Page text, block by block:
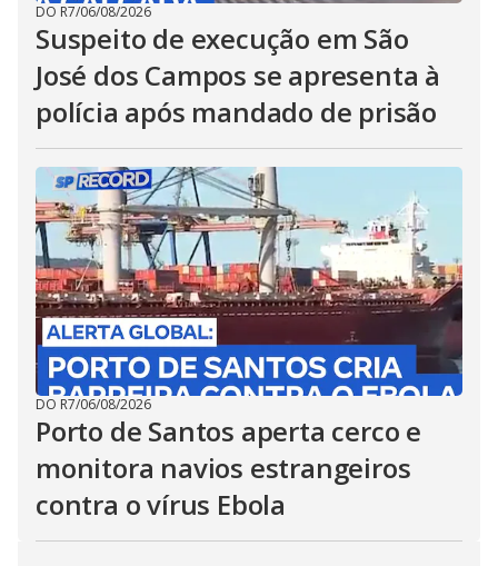
DO R7/06/08/2026
Suspeito de execução em São
José dos Campos se apresenta à
polícia após mandado de prisão
DO R7/06/08/2026
Porto de Santos aperta cerco e
monitora navios estrangeiros
contra o vírus Ebola